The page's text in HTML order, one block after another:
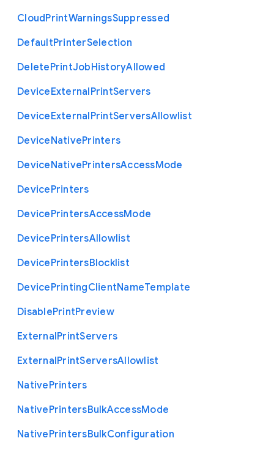
CloudPrintWarningsSuppressed
DefaultPrinterSelection
DeletePrintJobHistoryAllowed
DeviceExternalPrintServers
DeviceExternalPrintServersAllowlist
DeviceNativePrinters
DeviceNativePrintersAccessMode
DevicePrinters
DevicePrintersAccessMode
DevicePrintersAllowlist
DevicePrintersBlocklist
DevicePrintingClientNameTemplate
DisablePrintPreview
ExternalPrintServers
ExternalPrintServersAllowlist
NativePrinters
NativePrintersBulkAccessMode
NativePrintersBulkConfiguration